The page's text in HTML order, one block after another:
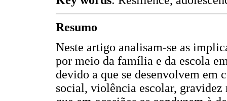
Resumo
Neste artigo analisam-se as
por meio da família e da escola
devido a que se desenvolvem em
social, violência escolar, gravidez